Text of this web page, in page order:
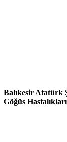
Balıkesir Atatürk
Göğüs